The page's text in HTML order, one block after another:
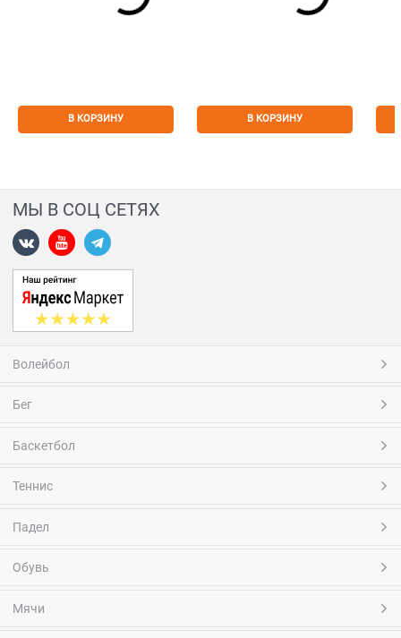
В КОРЗИНУ В КОРЗИНУ
МЫ В СОЦ СЕТЯХ
Волейбол
Бег
Баскетбол
Теннис
Падел
Обувь
Мячи